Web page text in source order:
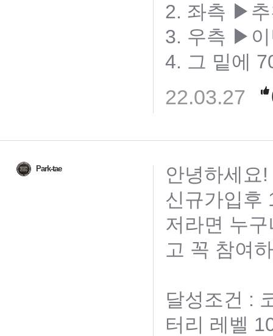
2. 좌측 ▶
3. 우측 ▶
4. 그 밑에
22.03.27
Park-tae
안녕하세요!
신규가입후
저라면 누
고 꼭 참여
달성조건 :
터리 레벨